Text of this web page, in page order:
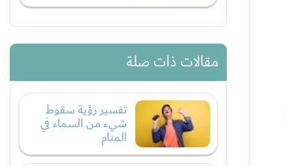
مقالات ذات صلة
تفسير رؤية سقوط
شيء من السماء في
المنام